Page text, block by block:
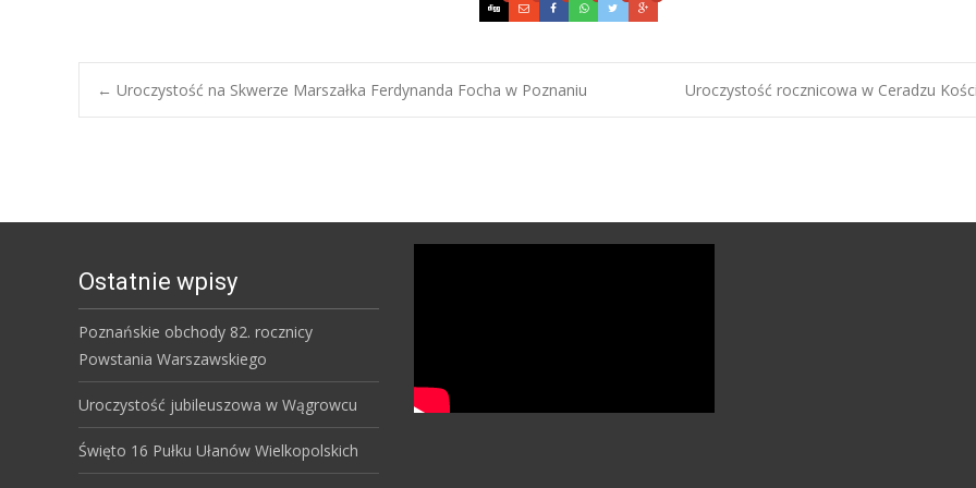
Post
← Uroczystość na Skwerze Marszałka Ferdynanda Focha w Poznaniu Uroczystość rocznicowa w Ceradzu
Ostatnie wpisy
Poznańskie obchody 82. rocznicy
Powstania Warszawskiego
Uroczystość jubileuszowa w Wągrowcu
Święto 16 Pułku Ułanów Wielkopolskich